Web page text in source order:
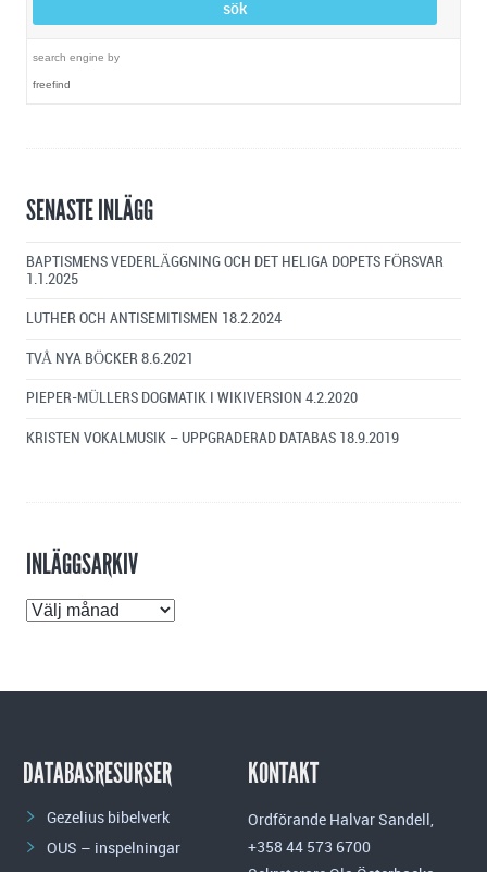
search engine by
freefind
SENASTE INLÄGG
BAPTISMENS VEDERLÄGGNING OCH DET HELIGA DOPETS FÖRSVAR
1.1.2025
LUTHER OCH ANTISEMITISMEN 18.2.2024
TVÅ NYA BÖCKER 8.6.2021
PIEPER-MÜLLERS DOGMATIK I WIKIVERSION 4.2.2020
KRISTEN VOKALMUSIK – UPPGRADERAD DATABAS 18.9.2019
INLÄGGSARKIV
Inläggsarkiv
DATABASRESURSER
Gezelius bibelverk
OUS – inspelningar
KONTAKT
Ordförande Halvar Sandell,
+358 44 573 6700